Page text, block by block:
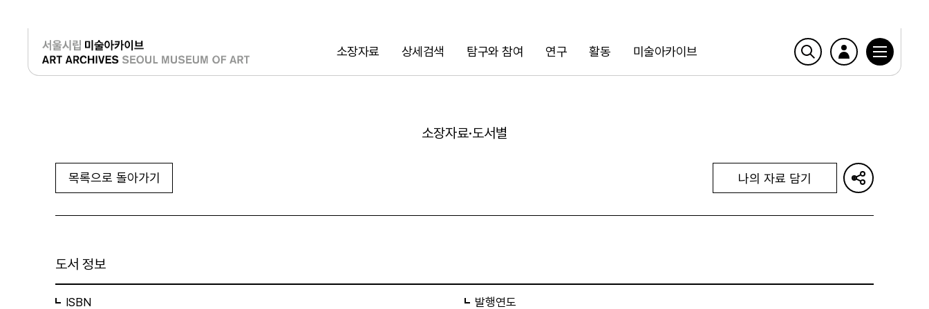
소장자료 상세검색 탐구와 참여 연구 활동 미술아카이브
검색
로그인
소장자료·도서별
목록으로 돌아가기 나의 자료 담기
도서 정보
ISBN 발행연도